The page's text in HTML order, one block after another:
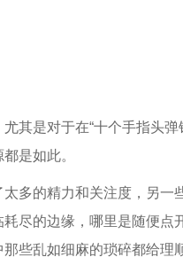
其是对于在“十个手指头
是如此。
多的精力和关注度，另
尽的边缘，哪里是随便
些乱如细麻的琐碎都给